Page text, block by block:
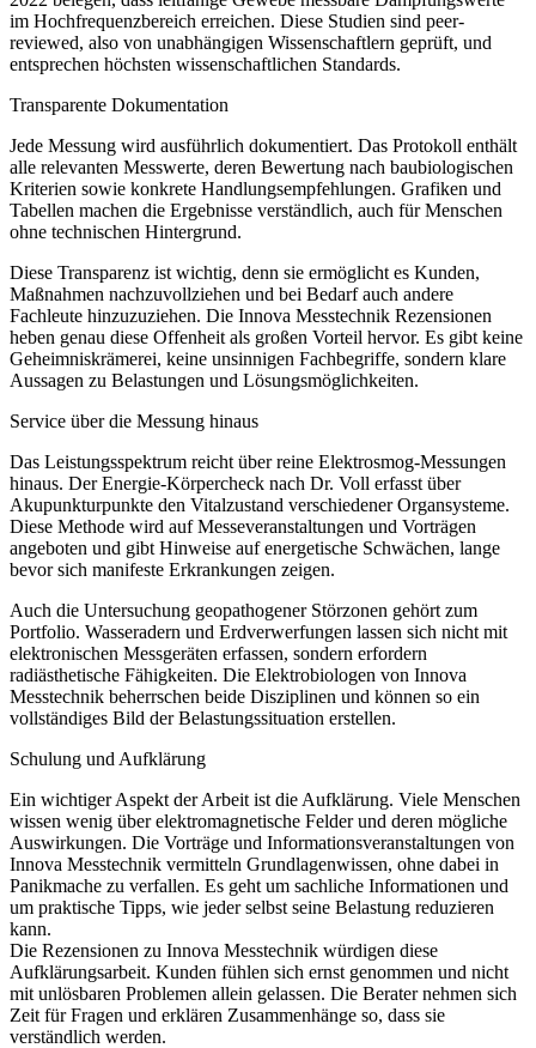
im Hochfrequenzbereich erreichen. Diese Studien sind peer-
reviewed, also von unabhängigen Wissenschaftlern geprüft, und
entsprechen höchsten wissenschaftlichen Standards.
Transparente Dokumentation
Jede Messung wird ausführlich dokumentiert. Das Protokoll enthält
alle relevanten Messwerte, deren Bewertung nach baubiologischen
Kriterien sowie konkrete Handlungsempfehlungen. Grafiken und
Tabellen machen die Ergebnisse verständlich, auch für Menschen
ohne technischen Hintergrund.
Diese Transparenz ist wichtig, denn sie ermöglicht es Kunden,
Maßnahmen nachzuvollziehen und bei Bedarf auch andere
Fachleute hinzuzuziehen. Die Innova Messtechnik Rezensionen
heben genau diese Offenheit als großen Vorteil hervor. Es gibt keine
Geheimniskrämerei, keine unsinnigen Fachbegriffe, sondern klare
Aussagen zu Belastungen und Lösungsmöglichkeiten.
Service über die Messung hinaus
Das Leistungsspektrum reicht über reine Elektrosmog-Messungen
hinaus. Der Energie-Körpercheck nach Dr. Voll erfasst über
Akupunkturpunkte den Vitalzustand verschiedener Organsysteme.
Diese Methode wird auf Messeveranstaltungen und Vorträgen
angeboten und gibt Hinweise auf energetische Schwächen, lange
bevor sich manifeste Erkrankungen zeigen.
Auch die Untersuchung geopathogener Störzonen gehört zum
Portfolio. Wasseradern und Erdverwerfungen lassen sich nicht mit
elektronischen Messgeräten erfassen, sondern erfordern
radiästhetische Fähigkeiten. Die Elektrobiologen von Innova
Messtechnik beherrschen beide Disziplinen und können so ein
vollständiges Bild der Belastungssituation erstellen.
Schulung und Aufklärung
Ein wichtiger Aspekt der Arbeit ist die Aufklärung. Viele Menschen
wissen wenig über elektromagnetische Felder und deren mögliche
Auswirkungen. Die Vorträge und Informationsveranstaltungen von
Innova Messtechnik vermitteln Grundlagenwissen, ohne dabei in
Panikmache zu verfallen. Es geht um sachliche Informationen und
um praktische Tipps, wie jeder selbst seine Belastung reduzieren
kann.
Die Rezensionen zu Innova Messtechnik würdigen diese
Aufklärungsarbeit. Kunden fühlen sich ernst genommen und nicht
mit unlösbaren Problemen allein gelassen. Die Berater nehmen sich
Zeit für Fragen und erklären Zusammenhänge so, dass sie
verständlich werden.